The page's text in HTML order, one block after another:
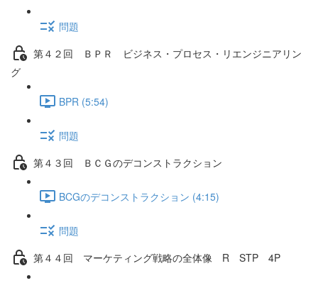
問題
第４２回 ＢＰＲ ビジネス・プロセス・リエンジニアリン
グ
BPR (5:54)
問題
第４３回 ＢＣＧのデコンストラクション
BCGのデコンストラクション (4:15)
問題
第４４回 マーケティング戦略の全体像 R STP 4P